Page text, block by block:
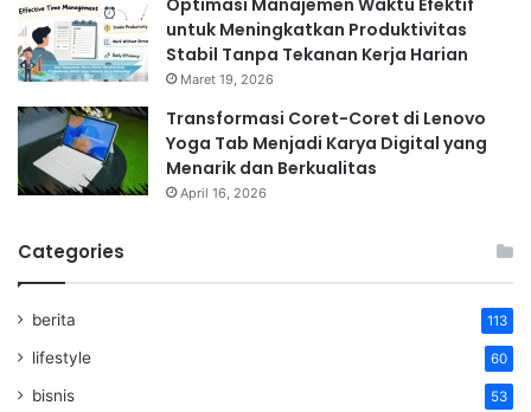
Optimasi Manajemen Waktu Efektif
untuk Meningkatkan Produktivitas
Stabil Tanpa Tekanan Kerja Harian
Maret 19, 2026
Transformasi Coret-Coret di Lenovo
Yoga Tab Menjadi Karya Digital yang
Menarik dan Berkualitas
April 16, 2026
Categories
berita 113
lifestyle 60
bisnis 53